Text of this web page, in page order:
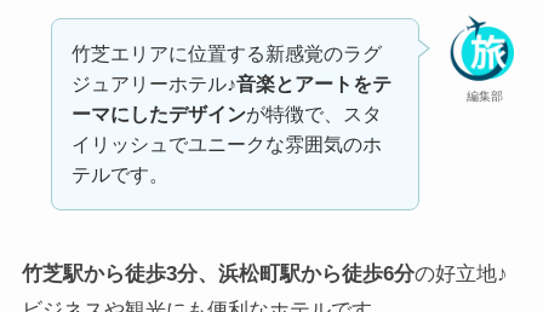
編集部
竹芝エリアに位置する新感覚のラグ
ジュアリーホテル♪音楽とアートをテ
ーマにしたデザインが特徴で、スタ
イリッシュでユニークな雰囲気のホ
テルです。
竹芝駅から徒歩3分、浜松町駅から徒歩6分の好立地♪